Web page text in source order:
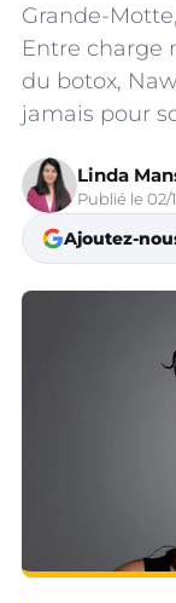
Grande-
Entre charge
du botox,
jamais pour
Linda
Publié le 02/
Ajoutez-